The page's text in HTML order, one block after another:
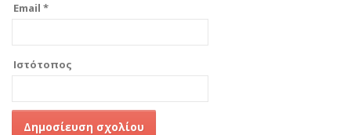
Email *
Ιστότοπος